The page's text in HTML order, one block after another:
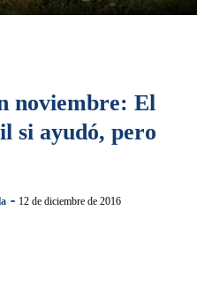
noviembre: El
si ayudó, pero
12 de diciembre de 2016